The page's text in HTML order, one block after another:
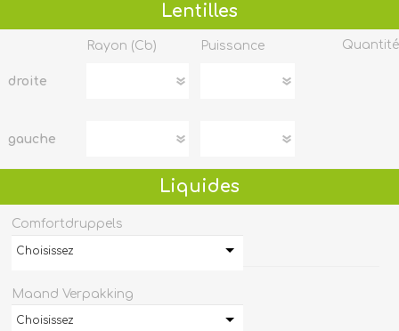
Lentilles
Rayon (cb) Puissance Quantité
droite
gauche
Liquides
Comfortdruppels
Choisissez
Maand Verpakking
Choisissez